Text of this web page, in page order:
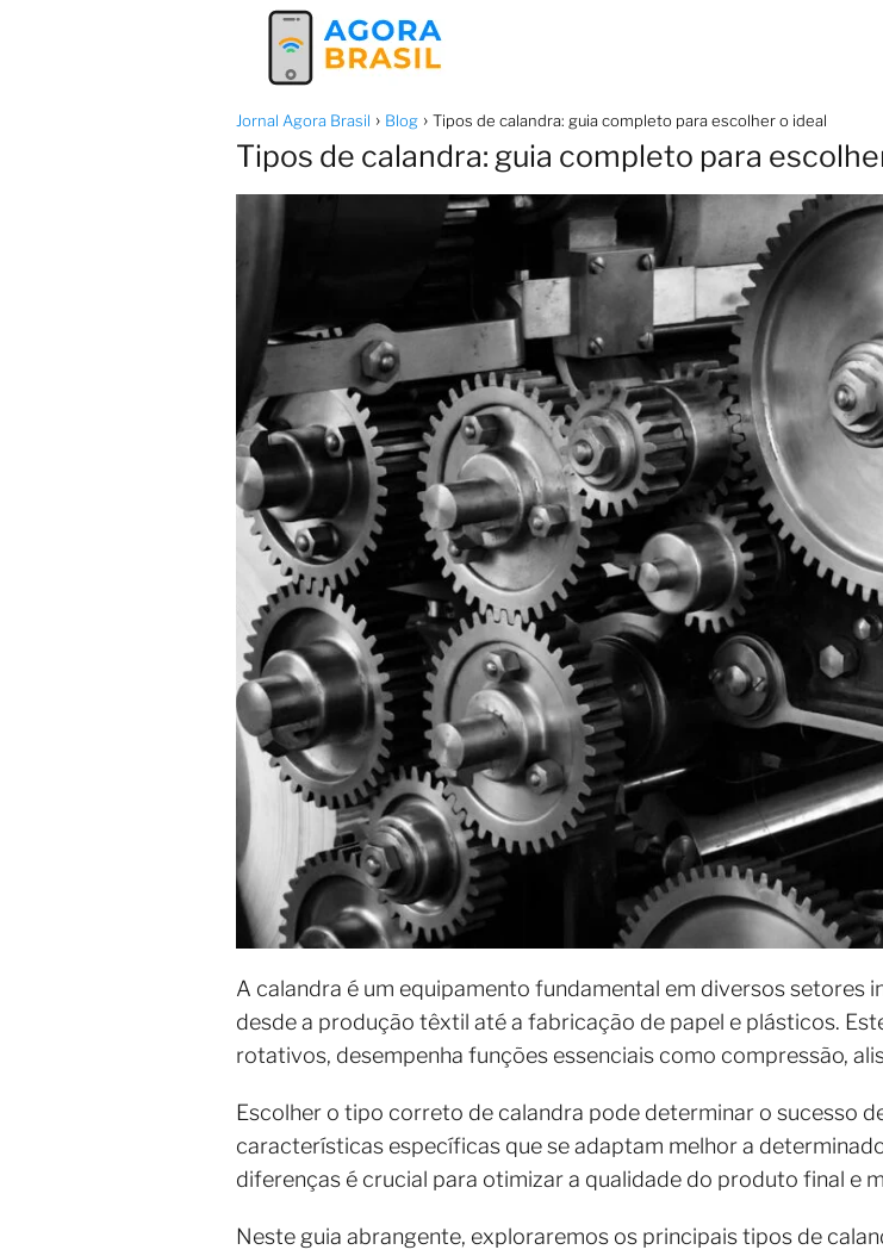
Jornal Agora Brasil Blog Tipos de calandra: guia completo para escolher o ideal
Tipos de calandra: guia completo para
A calandra é um equipamento fundamental em diversos setores
desde a produção têxtil até a fabricação de papel e plásticos.
rotativos, desempenha funções essenciais como compressão,
Escolher o tipo correto de calandra pode determinar o sucesso
características específicas que se adaptam melhor a
diferenças é crucial para otimizar a qualidade do produto final e
Neste guia abrangente, exploraremos os principais tipos de